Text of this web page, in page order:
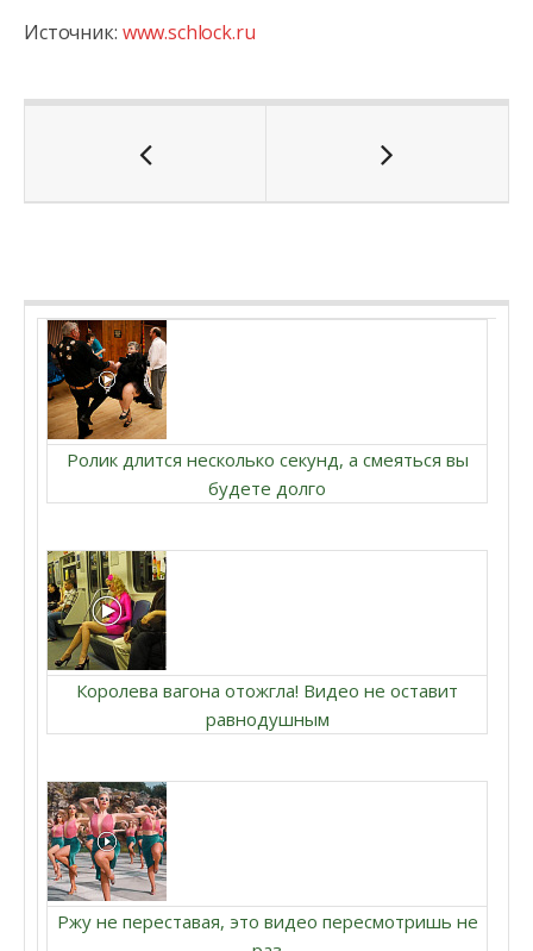
Источник: www.schlock.ru
Ролик длится несколько секунд, а смеяться вы
будете долго
Королева вагона отожгла! Видео не оставит
равнодушным
Ржу не переставая, это видео пересмотришь не